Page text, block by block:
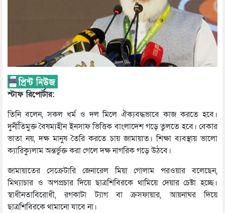
স্টাফ রিপোর্টার:
তিনি বলেন, সকল ধর্ম ও দল মিলে ঐক্যবদ্ধভাবে কাজ করতে হবে।
দুর্নীতিমুক্ত বৈষম্যহীন ইনসাফ ভিত্তিক বাংলাদেশ গড়ে তুলতে হবে। বেকার
ভাতা নয়, দক্ষ মানুষ তৈরি করতে চায় জামায়াত। শিক্ষা ব্যবস্থায় ভালো
ক্যারিক্যুলাম অন্তর্ভুক্ত করা গেলে দক্ষ নাগরিক গড়ে উঠবে।
জামায়াতের সেক্রেটারি জেনারেল মিয়া গোলাম পরওয়ার বলেছেন,
মিথ্যাচার ও অপপ্রচার দিয়ে ছাত্রশিবিরকে থামিয়ে দেয়ার চেষ্টা হচ্ছে।
স্বাধীনতাবিরোধী, রগকাটা ট্যাগ বা ক্রসফায়ার, আয়নাঘর দিয়ে
ছাত্রশিবিরকে থামানো যাবে না।